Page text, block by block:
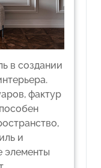
в создании
фактур
и
элементы